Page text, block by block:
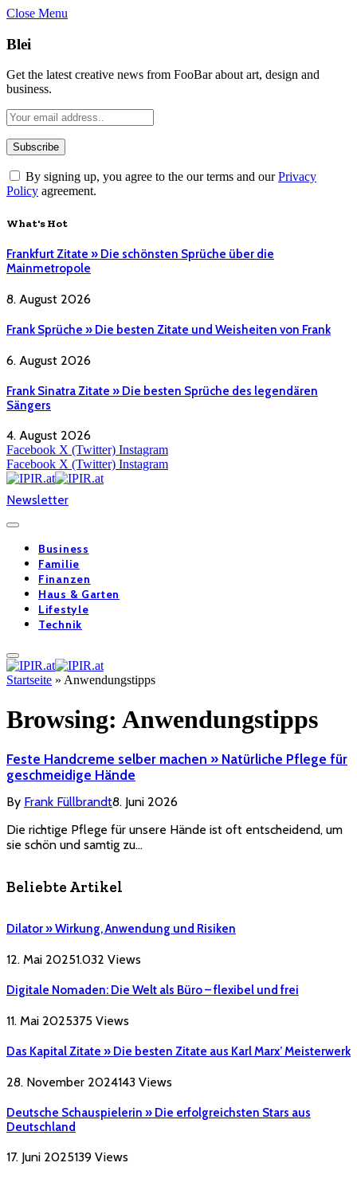
Close Menu
Blei
Get the latest creative news from FooBar about art, design and
business.
By signing up, you agree to the our terms and ourPrivacy
Policy agreement.
What's Hot
Frankfurt Zitate » Die schönsten Sprüche über die
Mainmetropole
8. August 2026
Frank Sprüche » Die besten Zitate und Weisheiten von Frank
6. August 2026
Frank Sinatra Zitate » Die besten Sprüche des legendären
Sängers
4. August 2026
Facebook X (Twitter) Instagram
Facebook X (Twitter) Instagram
Newsletter
Business
Familie
Finanzen
Haus & Garten
Lifestyle
Technik
Startseite » Anwendungstipps
Browsing: Anwendungstipps
Feste Handcreme selber machen » Natürliche Pflege für
geschmeidige Hände
By Frank Füllbrandt8. Juni 2026
Die richtige Pflege für unsere Hände ist oft entscheidend, um
sie schön und samtig zu…
Beliebte Artikel
Dilator » Wirkung, Anwendung und Risiken
12. Mai 20251.032 Views
Digitale Nomaden: Die Welt als Büro – flexibel und frei
11. Mai 2025375 Views
Das Kapital Zitate » Die besten Zitate aus Karl Marx’ Meisterwerk
28. November 2024143 Views
Deutsche Schauspielerin » Die erfolgreichsten Stars aus
Deutschland
17. Juni 2025139 Views